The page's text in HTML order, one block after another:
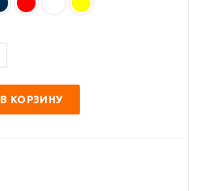
В КОРЗИНУ